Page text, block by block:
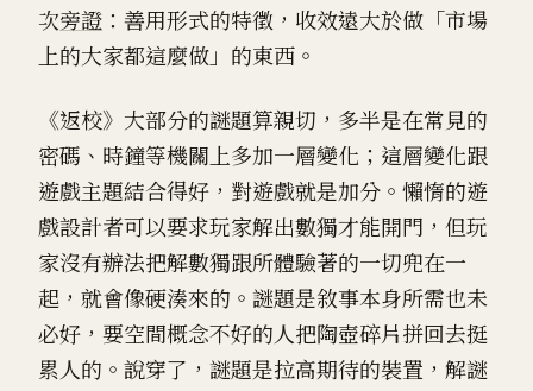
次旁證 ：善用形式的特徵，收效遠大於做「市場
上的大家都這麼做」的東西。
《返校》大部分的謎題算親切，多半是在常見的
密碼、時鐘等機關上多加一層變化；這層變化跟
遊戲主題結合得好，對遊戲就是加分。懶惰的遊
戲設計者可以要求玩家解出數獨才能開門，但玩
家沒有辦法把解數獨跟所體驗著的一切兜在一
起，就會像硬湊來的。謎題是敘事本身所需也未
必好，要空間概念不好的人把陶壺碎片拼回去挺
累人的。說穿了，謎題是拉高期待的裝置，解謎